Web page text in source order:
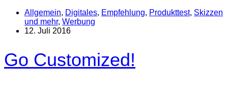
Allgemein, Digitales, Empfehlung, Produkttest, Skizzen
und mehr, Werbung
12. Juli 2016
Go Customized!